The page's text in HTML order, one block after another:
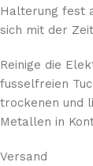
Halterung fest
sich mit der
Reinige die
fusselfreien
trockenen und
Metallen in
Versand